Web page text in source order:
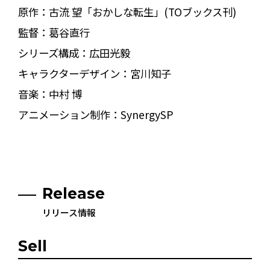
原作：古流 望「おかしな転生」(TOブックス刊)
監督：葛谷直行
シリーズ構成：広田光毅
キャラクターデザイン：宮川知子
音楽：中村 博
アニメーション制作：SynergySP
Release
リリース情報
Sell